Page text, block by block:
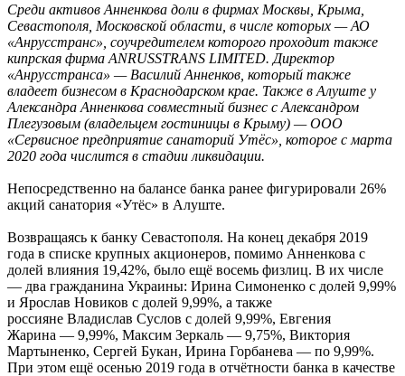
Среди активов Анненкова доли в фирмах Москвы, Крыма,
Севастополя, Московской области, в числе которых — АО
«Анрусстранс», соучредителем которого проходит также
кипрская фирма ANRUSSTRANS LIMITED. Директор
«Анрусстранса» — Василий Анненков, который также
владеет бизнесом в Краснодарском крае. Также в Алуште у
Александра Анненкова совместный бизнес с Александром
Плегузовым (владельцем гостиницы в Крыму) — ООО
«Сервисное предприятие санаторий Утёс», которое с марта
2020 года числится в стадии ликвидации.
Непосредственно на балансе банка ранее фигурировали 26%
акций санатория «Утёс» в Алуште.
Возвращаясь к банку Севастополя. На конец декабря 2019
года в списке крупных акционеров, помимо Анненкова с
долей влияния 19,42%, было ещё восемь физлиц. В их числе
— два гражданина Украины: Ирина Симоненко с долей 9,99%
и Ярослав Новиков с долей 9,99%, а также
россияне Владислав Суслов с долей 9,99%, Евгения
Жарина — 9,99%, Максим Зеркаль — 9,75%, Виктория
Мартыненко, Сергей Букан, Ирина Горбанева — по 9,99%.
При этом ещё осенью 2019 года в отчётности банка в качестве